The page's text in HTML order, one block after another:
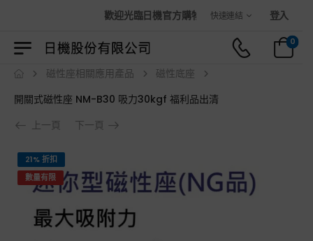
歡迎光臨日機官方購物商城！快速連結 登入
0
磁性座相關應用產品
磁性底座
開關式磁性座 NM-B30 吸力30kgf 福利品出清
上一頁
下一頁
21% 折扣
數量有限